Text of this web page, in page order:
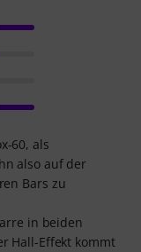
60, als
also auf der
Bars zu
in beiden
Hall-Effekt kommt